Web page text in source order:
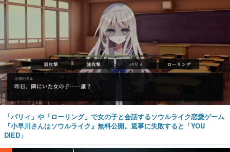
「パリィ」や「ローリング」で女の子と会話するソウルライク恋愛ゲーム
『小早川さんはソウルライク』無料公開。返事に失敗すると「YOU
DIED」